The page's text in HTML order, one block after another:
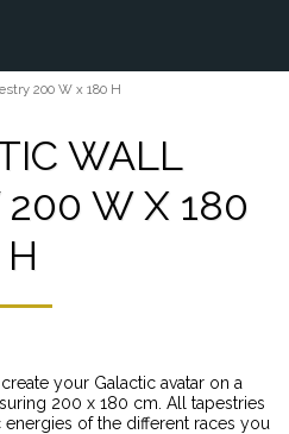
200 W x 180 H
WALL
200 W X 180
H
your Galactic avatar on a
200 x 180 cm. All tapestries
of the different races you